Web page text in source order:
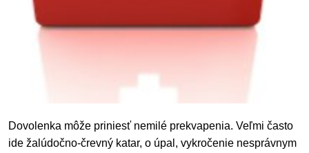
Dovolenka môže priniesť nemilé prekvapenia. Veľmi často
ide žalúdočno-črevný katar, o úpal, vykročenie nesprávnym